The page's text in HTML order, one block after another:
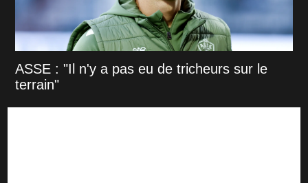
ASSE : "Il n'y a pas eu de tricheurs sur le
terrain"